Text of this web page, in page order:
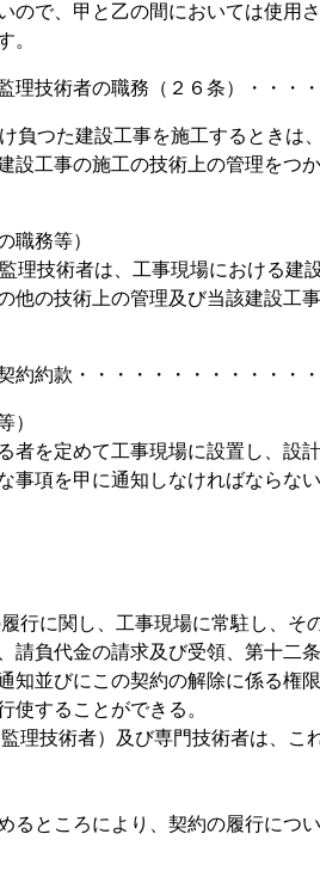
ので、甲と乙の間においては使用さ
。
理技術者の職務（２６条）・・・
つた建設工事を施工するときは
設工事の施工の技術上の管理をつ
職務等）
技術者は、工事現場における建
他の技術上の管理及び当該建設工
約約款・・・・・・・・・・・・
）
者を定めて工事現場に設置し、設
事項を甲に通知しなければならな
行に関し、工事現場に常駐し、そ
請負代金の請求及び受領、第十二
知並びにこの契約の解除に係る権
使することができる。
理技術者）及び専門技術者は、こ
るところにより、契約の履行につ